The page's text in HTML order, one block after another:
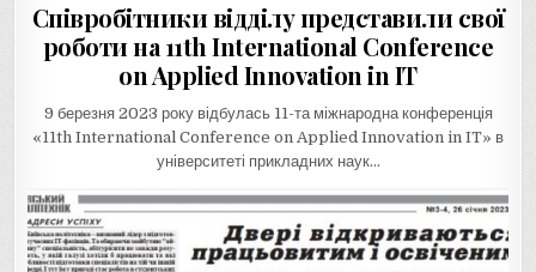
Співробітники відділу представили свої
роботи на 11th International Conference
on Applied Innovation in IT
9 березня 2023 року відбулась 11-та міжнародна конференція
«11th International Conference on Applied Innovation in IT» в
університеті прикладних наук…